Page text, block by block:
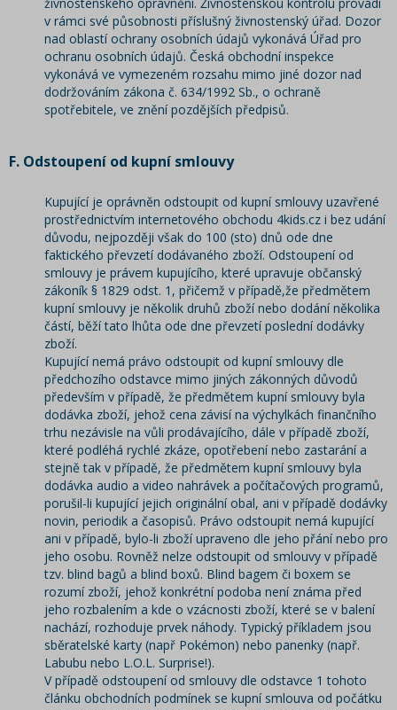
v rámci své působnosti příslušný živnostenský úřad. Dozor
nad oblastí ochrany osobních údajů vykonává Úřad pro
ochranu osobních údajů. Česká obchodní inspekce
vykonává ve vymezeném rozsahu mimo jiné dozor nad
dodržováním zákona č. 634/1992 Sb., o ochraně
spotřebitele, ve znění pozdějších předpisů.
F. Odstoupení od kupní smlouvy
Kupující je oprávněn odstoupit od kupní smlouvy uzavřené
prostřednictvím internetového obchodu 4kids.cz i bez udání
důvodu, nejpozději však do 100 (sto) dnů ode dne
faktického převzetí dodávaného zboží. Odstoupení od
smlouvy je právem kupujícího, které upravuje občanský
zákoník § 1829 odst. 1, přičemž v případě,že předmětem
kupní smlouvy je několik druhů zboží nebo dodání několika
částí, běží tato lhůta ode dne převzetí poslední dodávky
zboží.
Kupující nemá právo odstoupit od kupní smlouvy dle
předchozího odstavce mimo jiných zákonných důvodů
především v případě, že předmětem kupní smlouvy byla
dodávka zboží, jehož cena závisí na výchylkách finančního
trhu nezávisle na vůli prodávajícího, dále v případě zboží,
které podléhá rychlé zkáze, opotřebení nebo zastarání a
stejně tak v případě, že předmětem kupní smlouvy byla
dodávka audio a video nahrávek a počítačových programů,
porušil-li kupující jejich originální obal, ani v případě dodávky
novin, periodik a časopisů. Právo odstoupit nemá kupující
ani v případě, bylo-li zboží upraveno dle jeho přání nebo pro
jeho osobu. Rovněž nelze odstoupit od smlouvy v případě
tzv. blind bagů a blind boxů. Blind bagem či boxem se
rozumí zboží, jehož konkrétní podoba není známa před
jeho rozbalením a kde o vzácnosti zboží, které se v balení
nachází, rozhoduje prvek náhody. Typický příkladem jsou
sběratelské karty (např Pokémon) nebo panenky (např.
Labubu nebo L.O.L. Surprise!).
V případě odstoupení od smlouvy dle odstavce 1 tohoto
článku obchodních podmínek se kupní smlouva od počátku